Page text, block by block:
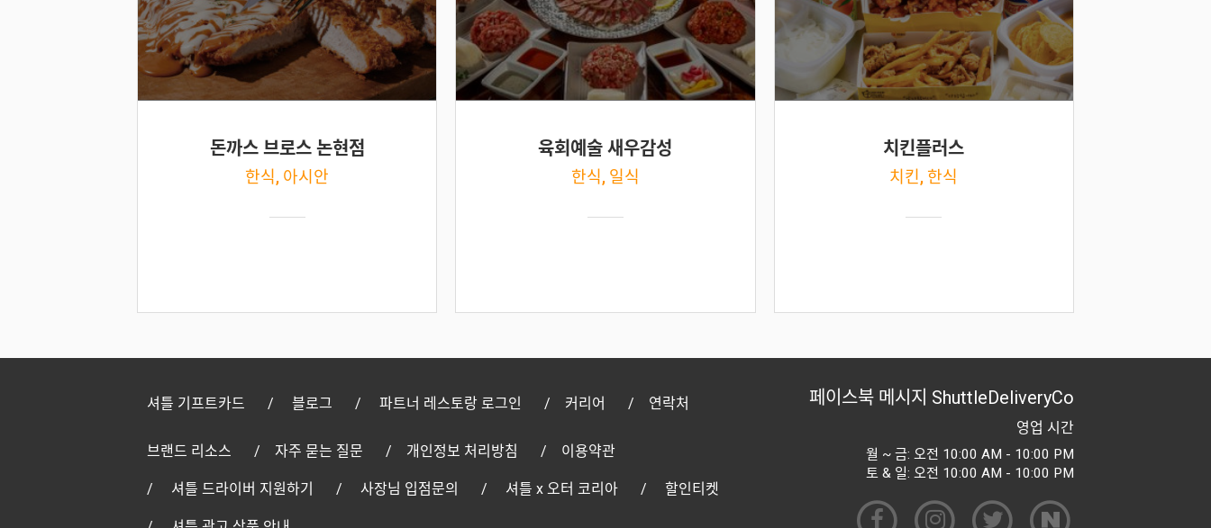
돈까스 브로스 논현점
한식, 아시안
육회예술 새우감성
한식, 일식
치킨플러스
치킨, 한식
셔틀 기프트카드 블로그 파트너 레스토랑 로그인 커리어 연락처
브랜드 리소스 자주 묻는 질문 개인정보 처리방침 이용약관
셔틀 드라이버 지원하기 사장님 입점문의 셔틀 x 오터 코리아 할인티켓
페이스북 메시지 ShuttleDeliveryCo
영업 시간
월 ~ 금: 오전 10:00 AM - 10:00 PM
토 & 일: 오전 10:00 AM - 10:00 PM